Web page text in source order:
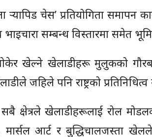
र्‍यापिड चेस’ प्रतियोगिता समापन
भाइचारा सम्बन्ध विस्तारमा
खेल्ने खेलाडीहरू मुलुकको
जहिले पनि राष्ट्रको
क्षेत्रले खेलाडीहरूलाई रोल
आर्ट र बुद्धिचालजस्ता खेलले